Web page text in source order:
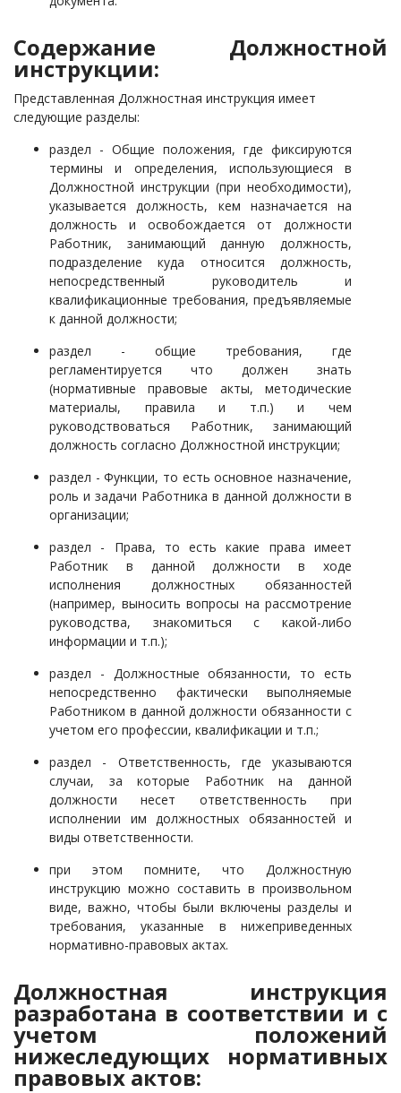
Содержание Должностной
инструкции:
Представленная Должностная инструкция имеет
следующие разделы:
раздел - Общие положения, где фиксируются
термины и определения, использующиеся в
Должностной инструкции (при необходимости),
указывается должность, кем назначается на
должность и освобождается от должности
Работник, занимающий данную должность,
подразделение куда относится должность,
непосредственный руководитель и
квалификационные требования, предъявляемые
к данной должности;
раздел - общие требования, где
регламентируется что должен знать
(нормативные правовые акты, методические
материалы, правила и т.п.) и чем
руководствоваться Работник, занимающий
должность согласно Должностной инструкции;
раздел - Функции, то есть основное назначение,
роль и задачи Работника в данной должности в
организации;
раздел - Права, то есть какие права имеет
Работник в данной должности в ходе
исполнения должностных обязанностей
(например, выносить вопросы на рассмотрение
руководства, знакомиться с какой-либо
информации и т.п.);
раздел - Должностные обязанности, то есть
непосредственно фактически выполняемые
Работником в данной должности обязанности с
учетом его профессии, квалификации и т.п.;
раздел - Ответственность, где указываются
случаи, за которые Работник на данной
должности несет ответственность при
исполнении им должностных обязанностей и
виды ответственности.
при этом помните, что Должностную
инструкцию можно составить в произвольном
виде, важно, чтобы были включены разделы и
требования, указанные в нижеприведенных
нормативно-правовых актах.
Должностная инструкция
разработана в соответствии и с
учетом положений
нижеследующих нормативных
правовых актов: